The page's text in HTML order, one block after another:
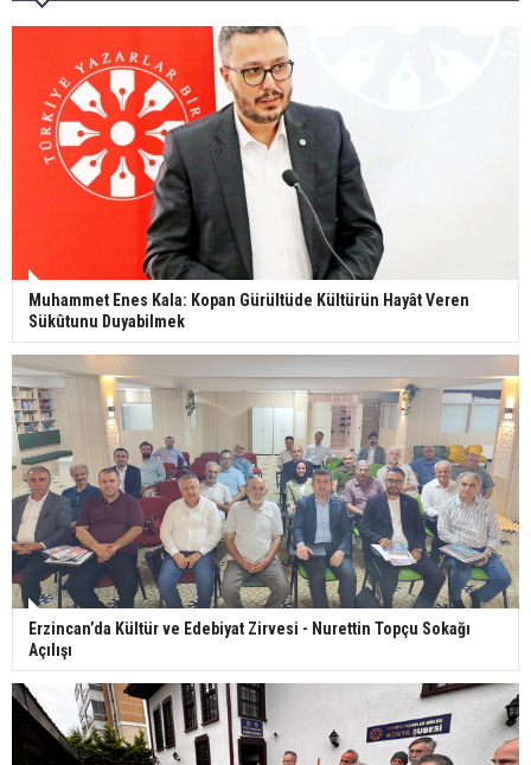
Muhammet Enes Kala: Kopan Gürültüde Kültürün Hayât Veren
Sükûtunu Duyabilmek
Erzincan’da Kültür ve Edebiyat Zirvesi - Nurettin Topçu Sokağı
Açılışı